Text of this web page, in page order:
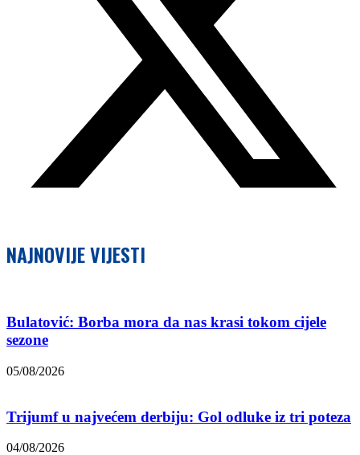
NAJNOVIJE VIJESTI
Bulatović: Borba mora da nas krasi tokom cijele
sezone
05/08/2026
Trijumf u najvećem derbiju: Gol odluke iz tri poteza
04/08/2026